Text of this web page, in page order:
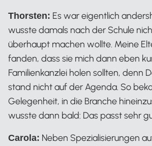
Thorsten: Es war eigentlich
wusste damals nach der Schule
überhaupt machen wollte. Meine
fanden, dass sie mich dann eben
Familienkanzlei holen sollten, denn
stand nicht auf der Agenda. So
Gelegenheit, in die Branche
wusste dann bald: Das passt sehr
Carola: Neben Spezialisierungen